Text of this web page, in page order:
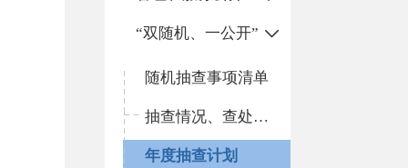
“双随机、一公开”
随机抽查事项清单
抽查情况、查处结果
年度抽查计划